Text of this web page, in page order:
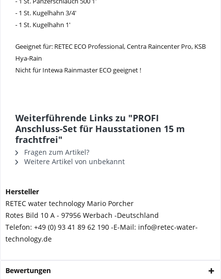
- 1 St. Kugelhahn 3/4'
- 1 St. Kugelhahn 1'
Geeignet für: RETEC ECO Professional, Centra Raincenter Pro, KSB
Hya-Rain
Nicht für Intewa Rainmaster ECO geeignet !
Weiterführende Links zu "PROFI
Anschluss-Set für Hausstationen 15 m
frachtfrei"
Fragen zum Artikel?
Weitere Artikel von unbekannt
Hersteller
RETEC water technology Mario Porcher
Rotes Bild 10 A - 97956 Werbach -Deutschland
Telefon: +49 (0) 93 41 89 62 190 -E-Mail: info@retec-water-
technology.de
Bewertungen